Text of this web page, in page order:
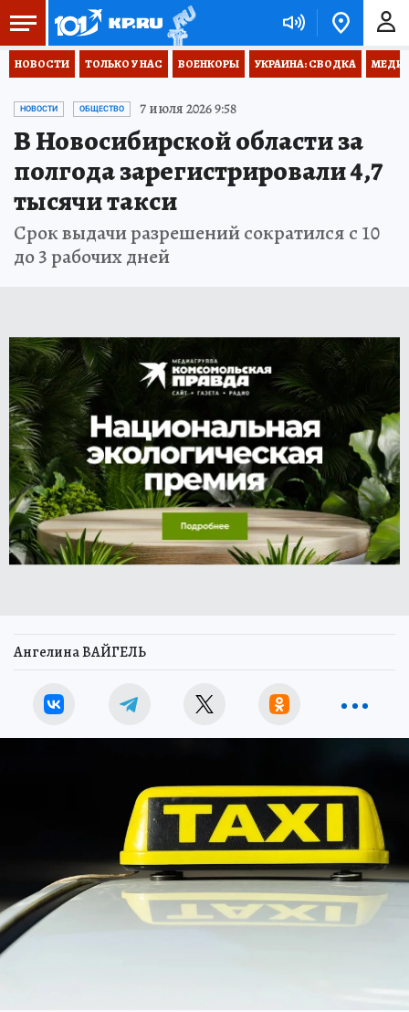
НОВОСТИ ТОЛЬКО У НАС ВОЕНКОРЫ УКРАИНА: СВОДКА
НОВОСТИ ОБЩЕСТВО 7 июля 2026 9:58
В Новосибирской области за
полгода зарегистрировали 4,7
тысячи такси
Срок выдачи разрешений сократился с 10
до 3 рабочих дней
Ангелина ВАЙГЕЛЬ